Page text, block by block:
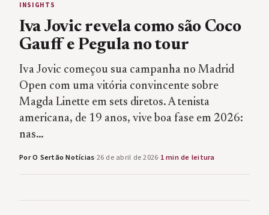
INSIGHTS
Iva Jovic revela como são Coco
Gauff e Pegula no tour
Iva Jovic começou sua campanha no Madrid
Open com uma vitória convincente sobre
Magda Linette em sets diretos. A tenista
americana, de 19 anos, vive boa fase em 2026:
nas…
Por O Sertão Notícias·26 de abril de 2026·1 min de leitura